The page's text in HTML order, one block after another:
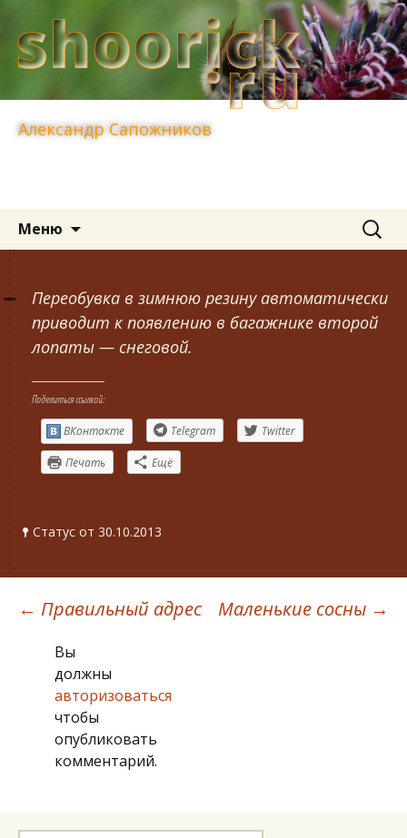
Александр Сапожников
Меню Найти:
Переобувка в зимнюю резину автоматически
приводит к появлению в багажнике второй
лопаты — снеговой.
Поделиться ссылкой:
ВКонтакте Telegram Twitter
Печать Ещё
Статус от 30.10.2013
Навигация
записям
← Правильный адрес Маленькие сосны →
Вы
должны
авторизоваться
чтобы
опубликовать
комментарий.